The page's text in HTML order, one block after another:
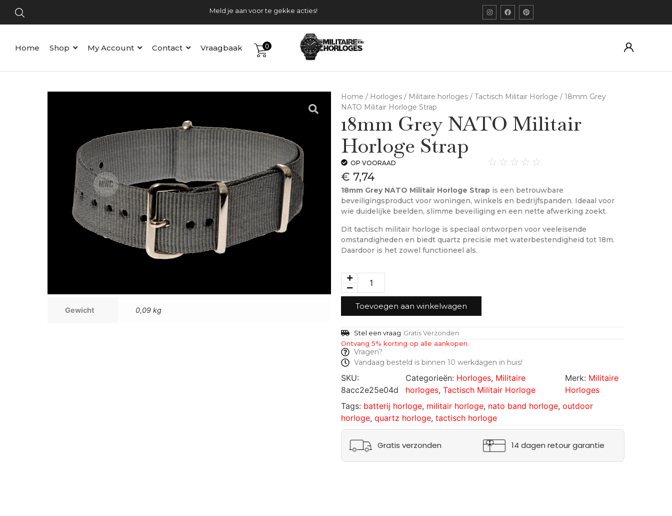
Tijdelijk gratis verzending
Meld je aan voor te gekke acties!
Home Shop My Account Contact Vraagbaak 0
Gewicht 0,09 kg
Home / Horloges / Militaire horloges / Tactisch Militair Horloge / 18mm Grey
NATO Militair Horloge Strap
18mm Grey NATO Militair
Horloge Strap
OP VOORAAD ☆ ☆ ☆ ☆ ☆
€ 7,74
18mm Grey NATO Militair Horloge Strap is een betrouwbare
beveiligingsproduct voor woningen, winkels en bedrijfspanden. Ideaal voor
wie duidelijke beelden, slimme beveiliging en een nette afwerking zoekt.
Dit tactisch militair horloge is speciaal ontworpen voor veeleisende
omstandigheden en biedt quartz precisie met waterbestendigheid tot 18m.
Daardoor is het zowel functioneel als.
Toevoegen aan winkelwagen
Stel een vraag Gratis Verzonden
Ontvang 5% korting op alle aankopen.
Vragen?
Vandaag besteld is binnen 10 werkdagen in huis!
SKU:
8acc2e25e04d
Categorieën: Horloges, Militaire
horloges, Tactisch Militair Horloge
Merk: Militaire
Horloges
Tags: batterij horloge, militair horloge, nato band horloge, outdoor
horloge, quartz horloge, tactisch horloge
Gratis verzonden 14 dagen retour garantie